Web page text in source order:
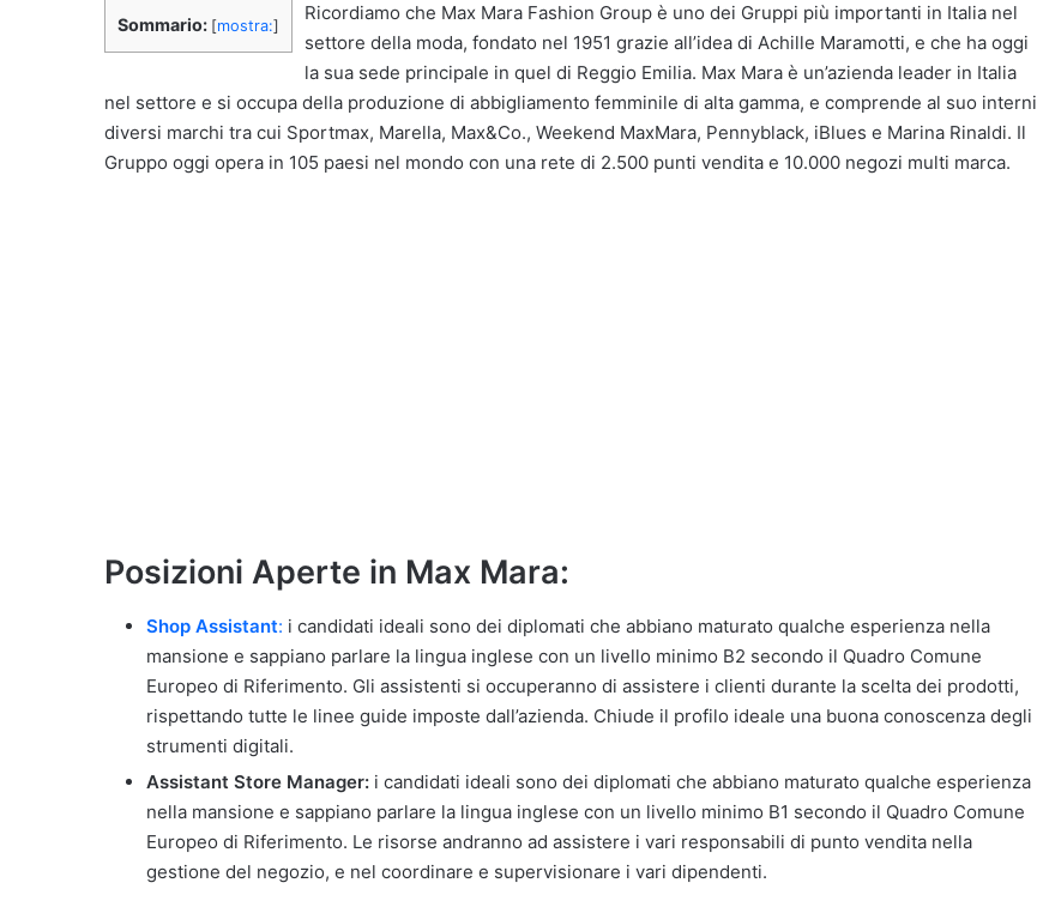
Sommario: [mostra:]
Ricordiamo che Max Mara Fashion Group è uno dei Gruppi più importanti in Italia nel
settore della moda, fondato nel 1951 grazie all’idea di Achille Maramotti, e che ha oggi
la sua sede principale in quel di Reggio Emilia. Max Mara è un’azienda leader in Italia
nel settore e si occupa della produzione di abbigliamento femminile di alta gamma, e comprende al suo interni
diversi marchi tra cui Sportmax, Marella, Max&Co., Weekend MaxMara, Pennyblack, iBlues e Marina Rinaldi. Il
Gruppo oggi opera in 105 paesi nel mondo con una rete di 2.500 punti vendita e 10.000 negozi multi marca.
Posizioni Aperte in Max Mara:
Shop Assistant: i candidati ideali sono dei diplomati che abbiano maturato qualche esperienza nella
mansione e sappiano parlare la lingua inglese con un livello minimo B2 secondo il Quadro Comune
Europeo di Riferimento. Gli assistenti si occuperanno di assistere i clienti durante la scelta dei prodotti,
rispettando tutte le linee guide imposte dall’azienda. Chiude il profilo ideale una buona conoscenza degli
strumenti digitali.
Assistant Store Manager: i candidati ideali sono dei diplomati che abbiano maturato qualche esperienza
nella mansione e sappiano parlare la lingua inglese con un livello minimo B1 secondo il Quadro Comune
Europeo di Riferimento. Le risorse andranno ad assistere i vari responsabili di punto vendita nella
gestione del negozio, e nel coordinare e supervisionare i vari dipendenti.